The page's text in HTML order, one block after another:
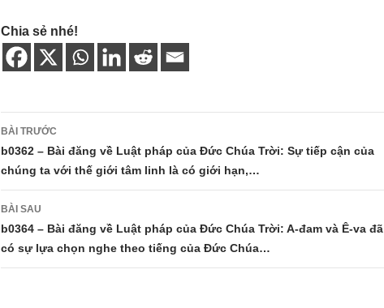
Chia sẻ nhé!
Điều
hướng
bài
viết
BÀI TRƯỚC
b0362 – Bài đăng về Luật pháp của Đức Chúa Trời: Sự tiếp cận của
chúng ta với thế giới tâm linh là có giới hạn,…
BÀI SAU
b0364 – Bài đăng về Luật pháp của Đức Chúa Trời: A-đam và Ê-va đã
có sự lựa chọn nghe theo tiếng của Đức Chúa…